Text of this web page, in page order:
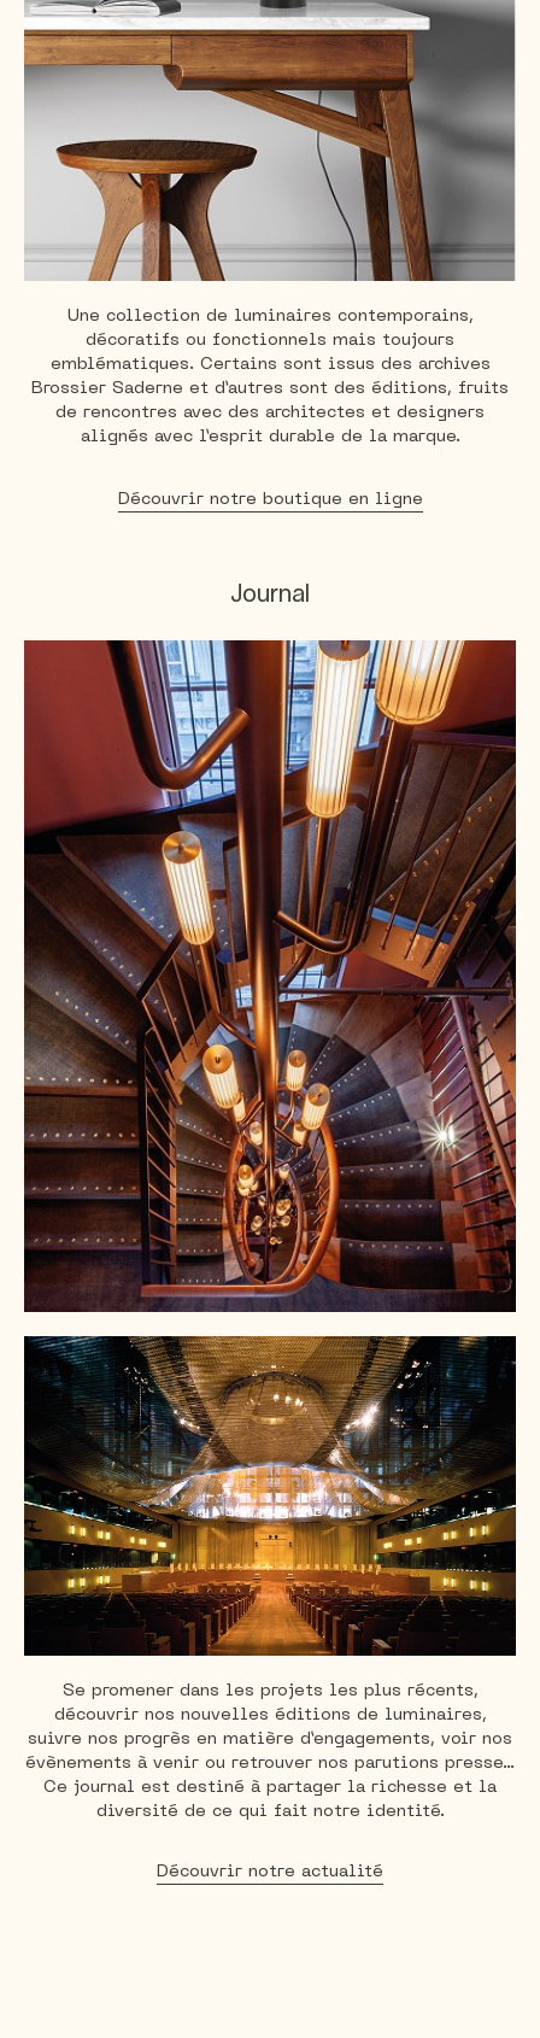
Une collection de luminaires contemporains,
décoratifs ou fonctionnels mais toujours
emblématiques. Certains sont issus des archives
Brossier Saderne et d’autres sont des éditions, fruits
de rencontres avec des architectes et designers
alignés avec l’esprit durable de la marque.
Découvrir notre boutique en ligne
Journal
Se promener dans les projets les plus récents,
découvrir nos nouvelles éditions de luminaires,
suivre nos progrès en matière d’engagements, voir nos
évènements à venir ou retrouver nos parutions presse...
Ce journal est destiné à partager la richesse et la
diversité de ce qui fait notre identité.
Découvrir notre actualité